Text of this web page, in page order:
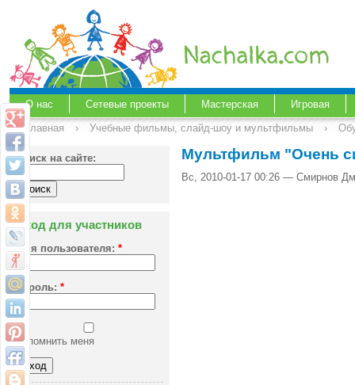
О нас Сетевые проекты Мастерская
Игровая
Главная
› Учебные фильмы, слайд-шоу и мультфильмы ›
Поиск на сайте:
Вход для участников
Имя пользователя: *
Пароль: *
Запомнить меня
Мультфильм "Очень
Вс, 2010-01-17 00:26 — Смирнов